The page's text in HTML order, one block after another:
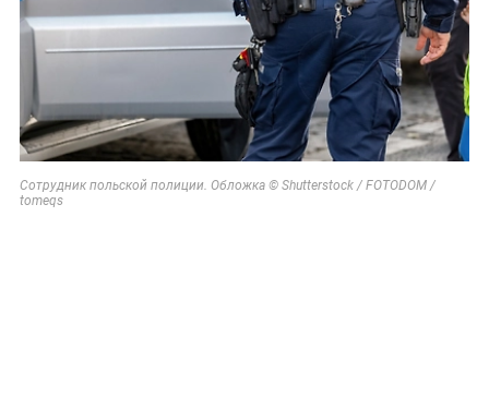
Сотрудник польской полиции. Обложка © Shutterstock / FOTODOM /
tomeqs